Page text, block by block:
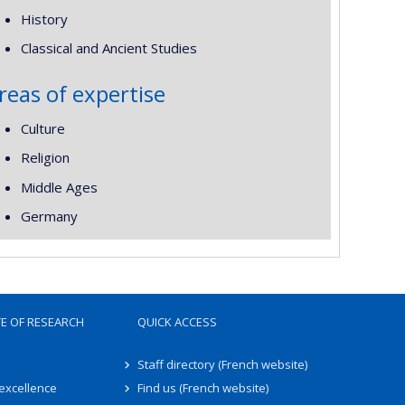
History
Classical and Ancient Studies
of expertise
Culture
Religion
Middle Ages
Germany
OF RESEARCH QUICK ACCESS
Staff directory (French website)
Find us (French website)